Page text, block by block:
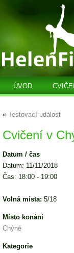
ÚVOD
« Testovací událost
Cvičení v
Datum / čas
Datum: 11/11/2018
Čas: 18:00 - 19:00
Volná místa: 5/18
Místo konání
Chýně
Kategorie